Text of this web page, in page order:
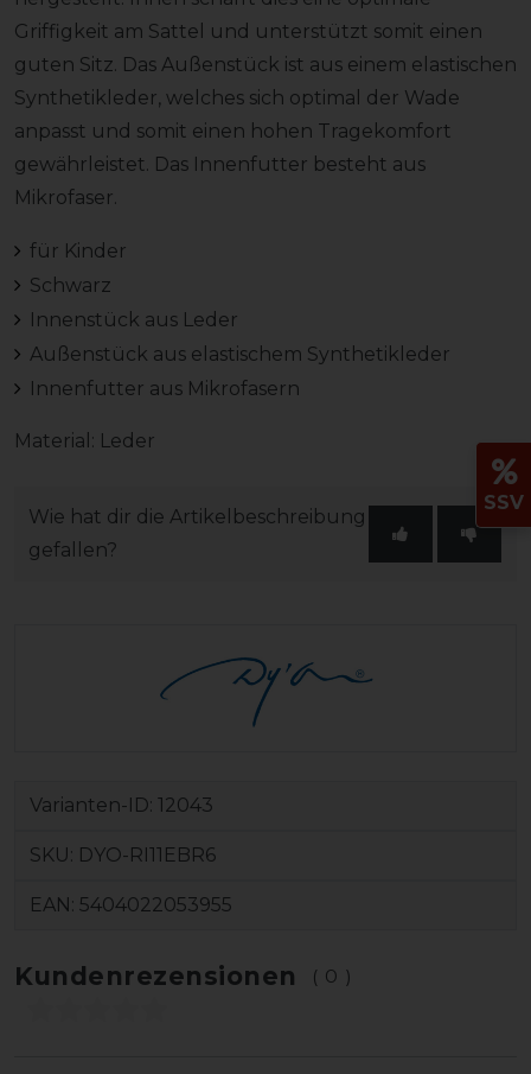
Griffigkeit am Sattel und unterstützt somit einen
guten Sitz. Das Außenstück ist aus einem elastischen
Synthetikleder, welches sich optimal der Wade
anpasst und somit einen hohen Tragekomfort
gewährleistet. Das Innenfutter besteht aus
Mikrofaser.
für Kinder
Schwarz
Innenstück aus Leder
Außenstück aus elastischem Synthetikleder
Innenfutter aus Mikrofasern
Material: Leder
Wie hat dir die Artikelbeschreibung
gefallen?
Varianten-ID: 12043
SKU: DYO-RI11EBR6
EAN: 5404022053955
Kundenrezensionen (0)
SSV